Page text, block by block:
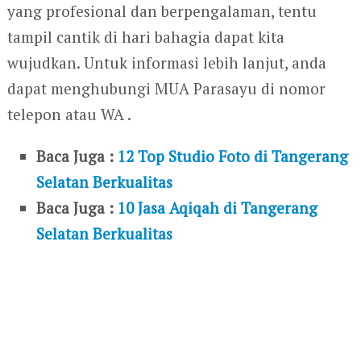
yang profesional dan berpengalaman, tentu
tampil cantik di hari bahagia dapat kita
wujudkan. Untuk informasi lebih lanjut, anda
dapat menghubungi MUA Parasayu di nomor
telepon atau WA .
Baca Juga : 12 Top Studio Foto di Tangerang
Selatan Berkualitas
Baca Juga : 10 Jasa Aqiqah di Tangerang
Selatan Berkualitas